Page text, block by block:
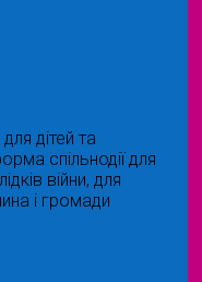
дітей та
спільнодії для
війни, для
і громади